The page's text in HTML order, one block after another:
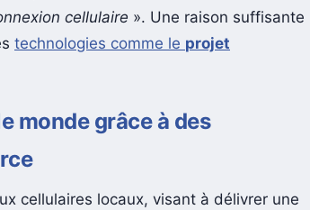
cellulaire ». Une raison suffisante
technologies comme le projet
monde grâce à des
cellulaires locaux, visant à délivrer une